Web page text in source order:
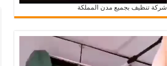
شركة تنظيف بجميع مدن المملكة